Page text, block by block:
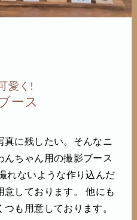
愛く!
ース
真に残したい。そんなニ
んちゃん用の撮影ブース
れないような作り込んだ
しております。 他にも
も用意しております。